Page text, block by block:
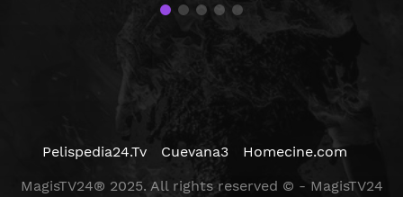
Pelispedia24.Tv Cuevana3
Homecine.com
MagisTV24® 2025. All rights reserved © - MagisTV24